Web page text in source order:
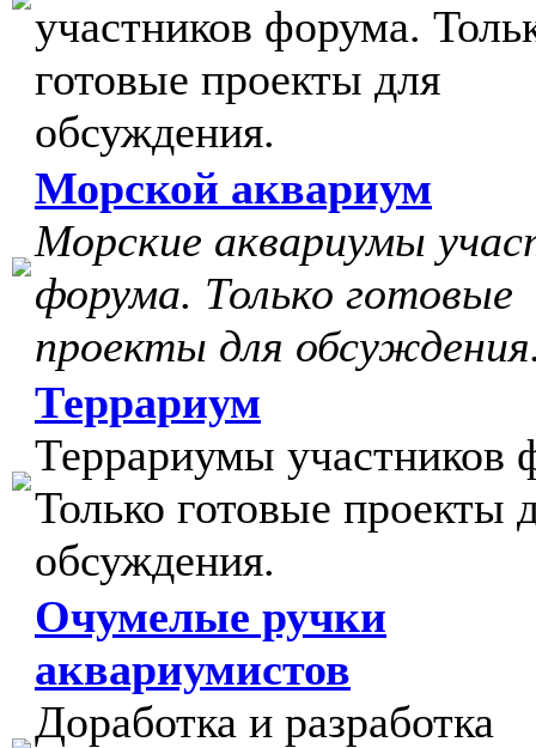
участников форума.
готовые проекты для
обсуждения.
Морской аквариум
Морские аквариумы
форума. Только готовые
проекты для
Террариум
Террариумы участников
Только готовые проекты
обсуждения.
Очумелые ручки
аквариумистов
Доработка и разработка